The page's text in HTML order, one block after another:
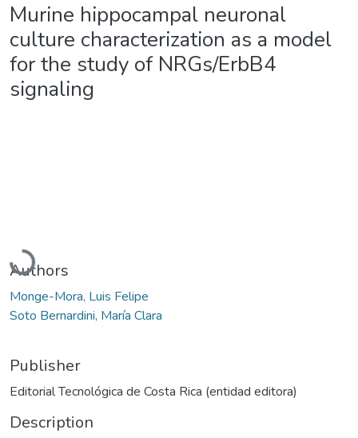
Murine hippocampal neuronal
culture characterization as a model
for the study of NRGs/ErbB4
signaling
Loading...
Authors
Monge-Mora, Luis Felipe
Soto Bernardini, María Clara
Publisher
Editorial Tecnológica de Costa Rica (entidad editora)
Description